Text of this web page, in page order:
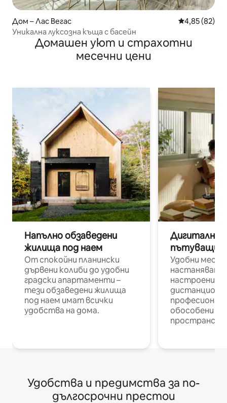
Дом – Лас Вегас Средна
4,85 (82)
Уникална луксозна къща с басейн
Домашен уют и страхотни
месечни цени
Напълно обзаведени
жилища под наем
От спокойни планински
дървени колиби до удобни
градски апартаменти –
тези обзаведени жилища
под наем имат всички
удобства на дома.
Дигитални
пътуващи
Удобни
настаняване
настроени и
обособени
Удобства и предимства за по-
дългосрочни престои